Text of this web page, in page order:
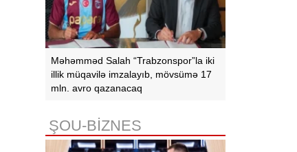
Məhəmməd Salah “Trabzonspor”la iki
illik müqavilə imzalayıb, mövsümə 17
mln. avro qazanacaq
ŞOU-BİZNES